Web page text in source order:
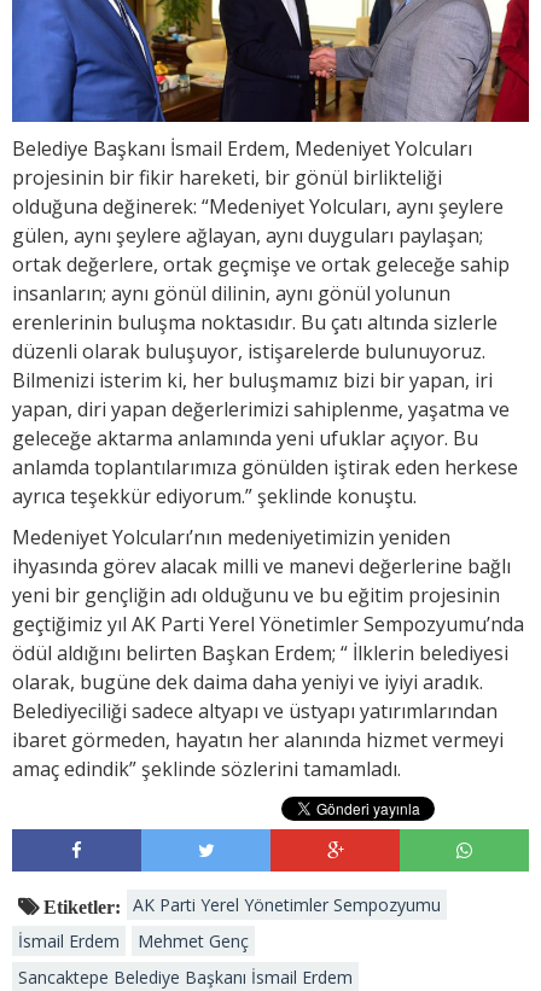
Belediye Başkanı İsmail Erdem, Medeniyet Yolcuları
projesinin bir fikir hareketi, bir gönül birlikteliği
olduğuna değinerek: “Medeniyet Yolcuları, aynı şeylere
gülen, aynı şeylere ağlayan, aynı duyguları paylaşan;
ortak değerlere, ortak geçmişe ve ortak geleceğe sahip
insanların; aynı gönül dilinin, aynı gönül yolunun
erenlerinin buluşma noktasıdır. Bu çatı altında sizlerle
düzenli olarak buluşuyor, istişarelerde bulunuyoruz.
Bilmenizi isterim ki, her buluşmamız bizi bir yapan, iri
yapan, diri yapan değerlerimizi sahiplenme, yaşatma ve
geleceğe aktarma anlamında yeni ufuklar açıyor. Bu
anlamda toplantılarımıza gönülden iştirak eden herkese
ayrıca teşekkür ediyorum.” şeklinde konuştu.
Medeniyet Yolcuları’nın medeniyetimizin yeniden
ihyasında görev alacak milli ve manevi değerlerine bağlı
yeni bir gençliğin adı olduğunu ve bu eğitim projesinin
geçtiğimiz yıl AK Parti Yerel Yönetimler Sempozyumu’nda
ödül aldığını belirten Başkan Erdem; “ İlklerin belediyesi
olarak, bugüne dek daima daha yeniyi ve iyiyi aradık.
Belediyeciliği sadece altyapı ve üstyapı yatırımlarından
ibaret görmeden, hayatın her alanında hizmet vermeyi
amaç edindik” şeklinde sözlerini tamamladı.
Etiketler:
AK Parti Yerel Yönetimler Sempozyumu
İsmail Erdem
Mehmet Genç
Sancaktepe Belediye Başkanı İsmail Erdem